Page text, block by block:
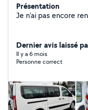
Présentation
Dernier avis laissé
Il y a 6 mois
Personne correct